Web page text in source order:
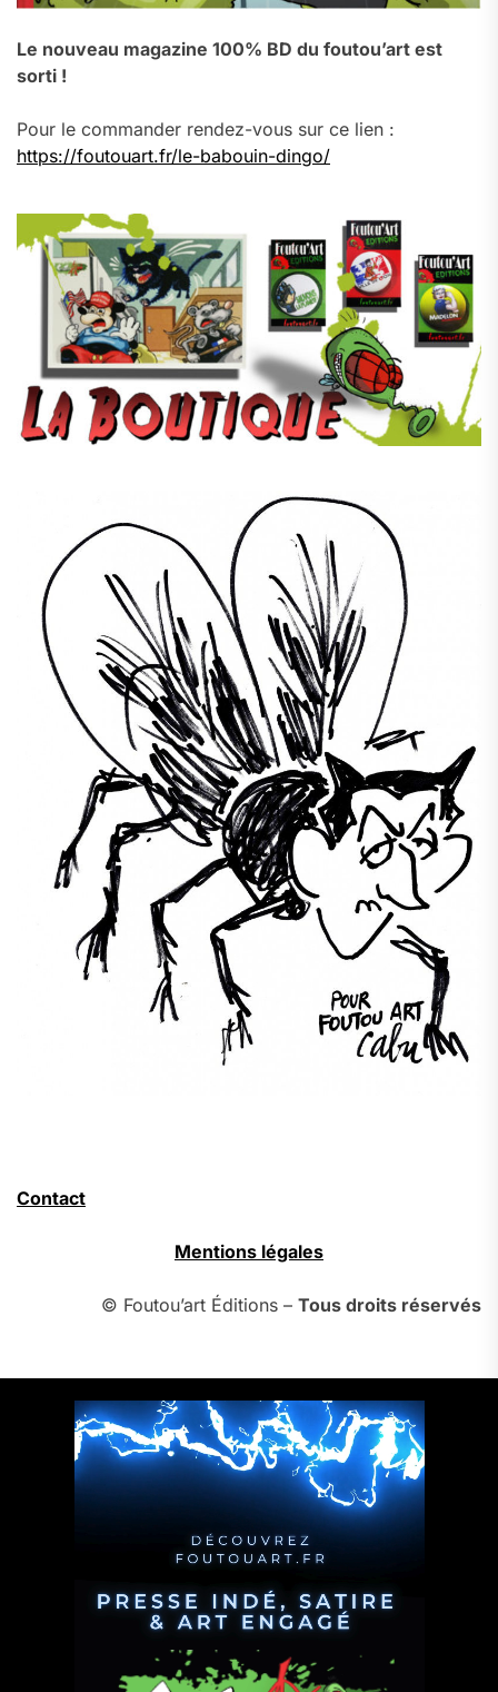
Le nouveau magazine 100% BD du foutou’art est
sorti !
Pour le commander rendez-vous sur ce lien :
https://foutouart.fr/le-babouin-dingo/
Contact
Mentions légales
© Foutou’art Éditions – Tous droits réservés